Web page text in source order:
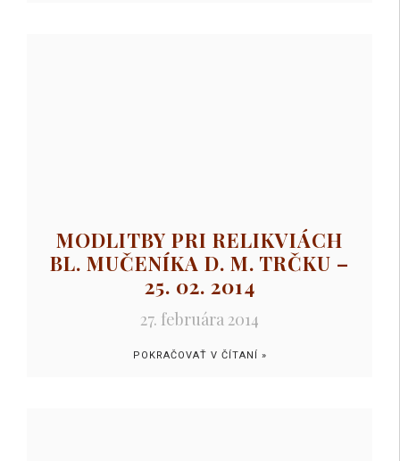
MODLITBY PRI RELIKVIÁCH
BL. MUČENÍKA D. M. TRČKU –
25. 02. 2014
27. februára 2014
POKRAČOVAŤ V ČÍTANÍ »